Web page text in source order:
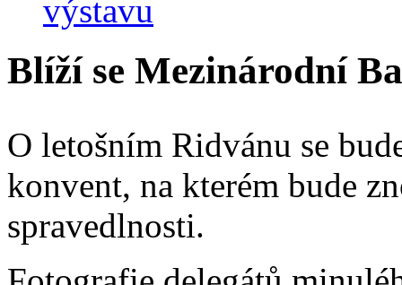
výstavu
Blíží se Mezinárodní
O letošním Ridvánu se
konvent, na kterém bude
spravedlnosti.